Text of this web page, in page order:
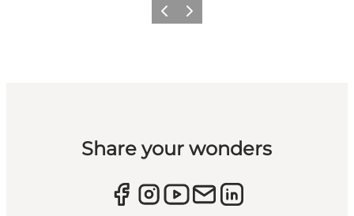
ForrigeNæste
Share your wonders